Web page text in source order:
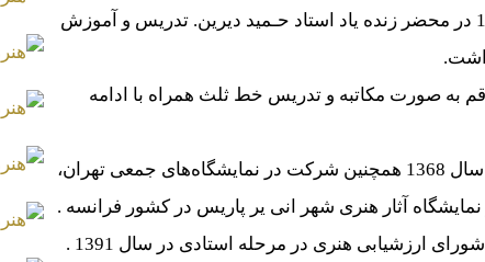
آقای مجید چیز فهم دانشمندیان شروع یادگیری خوشنویسی در سال1351 در محضر زنده یاد استاد حـمید دیرین. تدریس و آموزش
صورت مکاتبه و تدریس خط ثلث همراه با ادامه
شرکت در نمایشگاه‌های مختلف از جمله نمایشگاه انفرادی خط ثلث در سال 1368 همچنین شرکت در نمایشگاه‌های جمعی تهران،
ارزشیابی هنری در مرحله استادی در سال 1391 .